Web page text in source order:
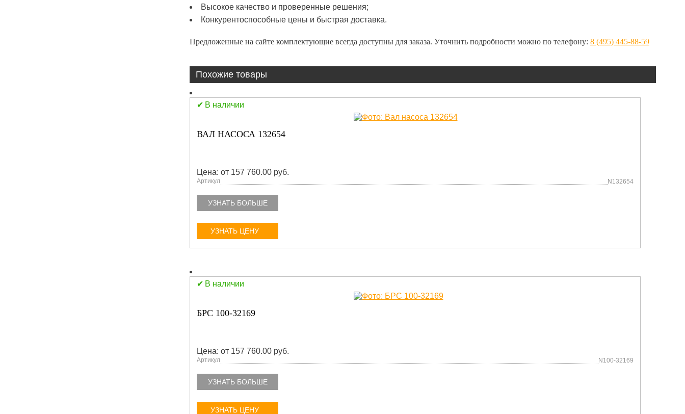
Высокое качество и проверенные решения;
Конкурентоспособные цены и быстрая доставка.
Предложенные на сайте комплектующие всегда доступны для заказа. Уточнить подробности можно по телефону: 8 (495) 445-88-59
Похожие товары
В наличии
ВАЛ НАСОСА 132654
Цена: от 157 760.00 руб.
Артикул N132654
УЗНАТЬ БОЛЬШЕ
УЗНАТЬ ЦЕНУ
В наличии
БРС 100-32169
Цена: от 157 760.00 руб.
Артикул N100-32169
УЗНАТЬ БОЛЬШЕ
УЗНАТЬ ЦЕНУ